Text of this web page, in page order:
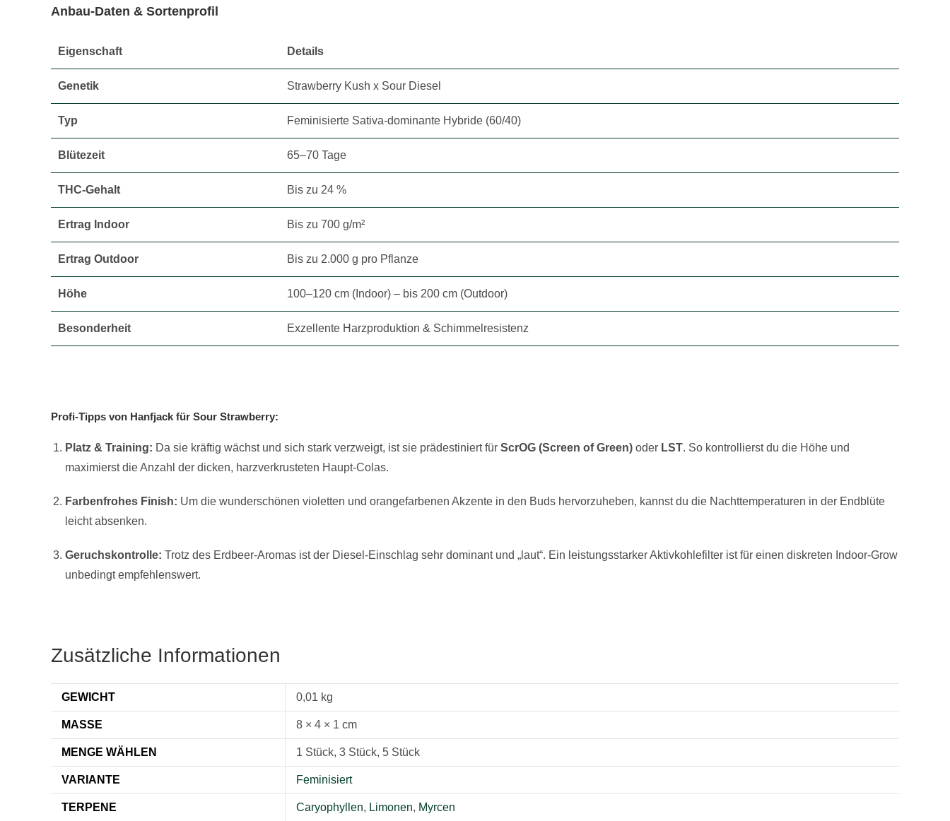
Anbau-Daten & Sortenprofil
Eigenschaft Details
Genetik Strawberry Kush x Sour Diesel
Typ Feminisierte Sativa-dominante Hybride (60/40)
Blütezeit 65–70 Tage
THC-Gehalt Bis zu 24 %
Ertrag Indoor Bis zu 700 g/m²
Ertrag Outdoor Bis zu 2.000 g pro Pflanze
Höhe 100–120 cm (Indoor) – bis 200 cm (Outdoor)
Besonderheit Exzellente Harzproduktion & Schimmelresistenz
Profi-Tipps von Hanfjack für Sour Strawberry:
Platz & Training: Da sie kräftig wächst und sich stark verzweigt, ist sie prädestiniert für ScrOG (Screen of Green) oder LST. So kontrollierst du die Höhe und
maximierst die Anzahl der dicken, harzverkrusteten Haupt-Colas.
Farbenfrohes Finish: Um die wunderschönen violetten und orangefarbenen Akzente in den Buds hervorzuheben, kannst du die Nachttemperaturen in der Endblüte
leicht absenken.
Geruchskontrolle: Trotz des Erdbeer-Aromas ist der Diesel-Einschlag sehr dominant und „laut“. Ein leistungsstarker Aktivkohlefilter ist für einen diskreten Indoor-Grow
unbedingt empfehlenswert.
Zusätzliche Informationen
GEWICHT 0,01 kg
MASSE 8 × 4 × 1 cm
MENGE WÄHLEN 1 Stück, 3 Stück, 5 Stück
VARIANTE Feminisiert
TERPENE Caryophyllen, Limonen, Myrcen